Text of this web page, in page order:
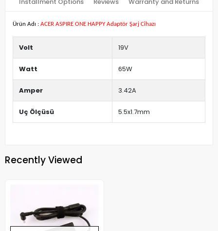
Ürün Adı : ACER ASPIRE ONE HAPPY Adaptör Şarj Cihazı
Volt 19V
Watt 65W
Amper 3.42A
Uç Ölçüsü 5.5x1.7mm
Recently Viewed